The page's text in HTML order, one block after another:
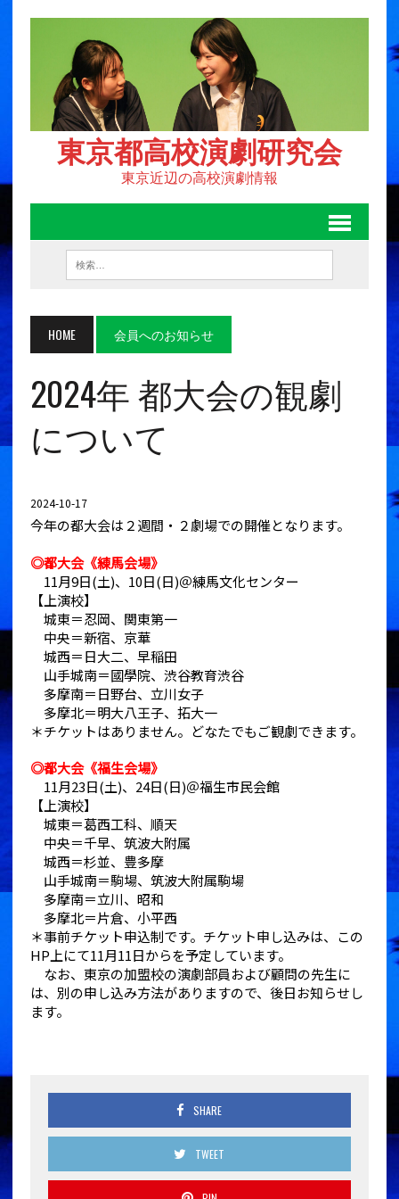
東京都高校演劇研究会
東京近辺の高校演劇情報
HOME 会員へのお知らせ
2024年 都大会の観劇
について
2024-10-17
今年の都大会は２週間・２劇場での開催となります。
◎都大会《練馬会場》
11月9日(土)、10日(日)＠練馬文化センター
【上演校】
城東＝忍岡、関東第一
中央＝新宿、京華
城西＝日大二、早稲田
山手城南＝國學院、渋谷教育渋谷
多摩南＝日野台、立川女子
多摩北＝明大八王子、拓大一
＊チケットはありません。どなたでもご観劇できます。
◎都大会《福生会場》
11月23日(土)、24日(日)＠福生市民会館
【上演校】
城東＝葛西工科、順天
中央＝千早、筑波大附属
城西＝杉並、豊多摩
山手城南＝駒場、筑波大附属駒場
多摩南＝立川、昭和
多摩北＝片倉、小平西
＊事前チケット申込制です。チケット申し込みは、この
HP上にて11月11日からを予定しています。
なお、東京の加盟校の演劇部員および顧問の先生に
は、別の申し込み方法がありますので、後日お知らせし
ます。
SHARE
TWEET